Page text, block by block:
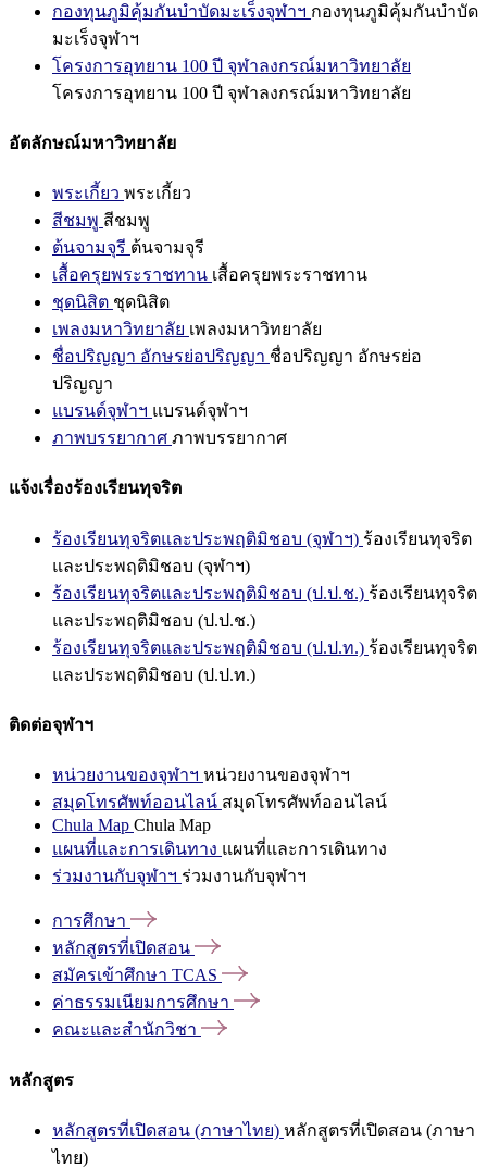
กองทุนภูมิคุ้มกันบำบัดมะเร็งจุฬาฯ กองทุนภูมิคุ้มกันบำบัด
มะเร็งจุฬาฯ
โครงการอุทยาน 100 ปี จุฬาลงกรณ์มหาวิทยาลัย
โครงการอุทยาน 100 ปี จุฬาลงกรณ์มหาวิทยาลัย
อัตลักษณ์มหาวิทยาลัย
พระเกี้ยว พระเกี้ยว
สีชมพู สีชมพู
ต้นจามจุรี ต้นจามจุรี
เสื้อครุยพระราชทาน เสื้อครุยพระราชทาน
ชุดนิสิต ชุดนิสิต
เพลงมหาวิทยาลัย เพลงมหาวิทยาลัย
ชื่อปริญญา อักษรย่อปริญญา ชื่อปริญญา อักษรย่อ
ปริญญา
แบรนด์จุฬาฯ แบรนด์จุฬาฯ
ภาพบรรยากาศ ภาพบรรยากาศ
แจ้งเรื่องร้องเรียนทุจริต
ร้องเรียนทุจริตและประพฤติมิชอบ (จุฬาฯ) ร้องเรียนทุจริต
และประพฤติมิชอบ (จุฬาฯ)
ร้องเรียนทุจริตและประพฤติมิชอบ (ป.ป.ช.) ร้องเรียนทุจริต
และประพฤติมิชอบ (ป.ป.ช.)
ร้องเรียนทุจริตและประพฤติมิชอบ (ป.ป.ท.) ร้องเรียนทุจริต
และประพฤติมิชอบ (ป.ป.ท.)
ติดต่อจุฬาฯ
หน่วยงานของจุฬาฯ หน่วยงานของจุฬาฯ
สมุดโทรศัพท์ออนไลน์ สมุดโทรศัพท์ออนไลน์
Chula Map Chula Map
แผนที่และการเดินทาง แผนที่และการเดินทาง
ร่วมงานกับจุฬาฯ ร่วมงานกับจุฬาฯ
การศึกษา
หลักสูตรที่เปิดสอน
สมัครเข้าศึกษา TCAS
ค่าธรรมเนียมการศึกษา
คณะและสำนักวิชา
หลักสูตร
หลักสูตรที่เปิดสอน (ภาษาไทย) หลักสูตรที่เปิดสอน (ภาษา
ไทย)